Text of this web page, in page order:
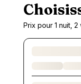
Prix pour 1 nuit,
Chargement